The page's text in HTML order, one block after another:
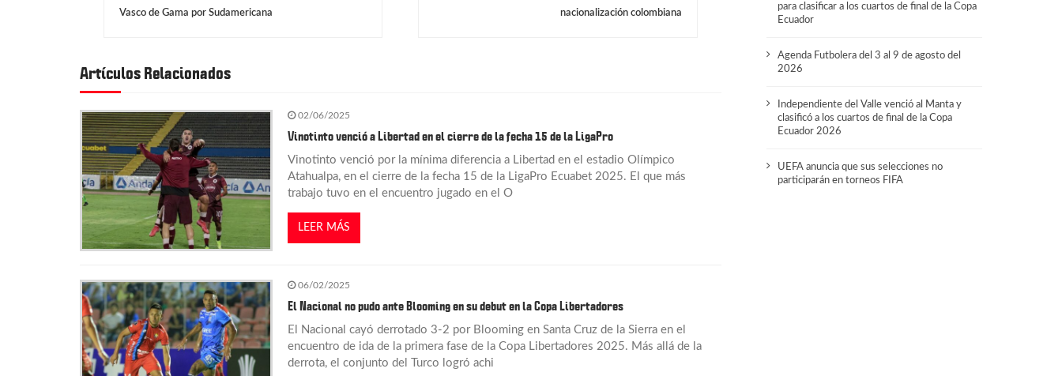
e
g
a
c
i
ó
n
Vasco de Gama por Sudamericana
nacionalización colombiana
Artículos Relacionados
02/06/2025
Vinotinto venció a Libertad en el cierre de la fecha 15 de la LigaPro
Vinotinto venció por la mínima diferencia a Libertad en el estadio Olímpico
Atahualpa, en el cierre de la fecha 15 de la LigaPro Ecuabet 2025. El que más
trabajo tuvo en el encuentro jugado en el O
LEER MÁS
06/02/2025
El Nacional no pudo ante Blooming en su debut en la Copa Libertadores
El Nacional cayó derrotado 3-2 por Blooming en Santa Cruz de la Sierra en el
encuentro de ida de la primera fase de la Copa Libertadores 2025. Más allá de la
derrota, el conjunto del Turco logró achi
para clasificar a los cuartos de final de la Copa
Ecuador
Agenda Futbolera del 3 al 9 de agosto del
2026
Independiente del Valle venció al Manta y
clasificó a los cuartos de final de la Copa
Ecuador 2026
UEFA anuncia que sus selecciones no
participarán en torneos FIFA